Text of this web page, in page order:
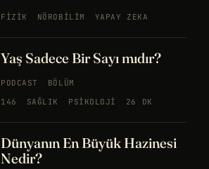
FIZIK NÖROBILIM YAPAY ZEKA
Yaş Sadece Bir Sayı mıdır?
PODCAST
BÖLÜM
146
SAĞLIK PSIKOLOJI 26 DK
Dünyanın En Büyük Hazinesi
Nedir?